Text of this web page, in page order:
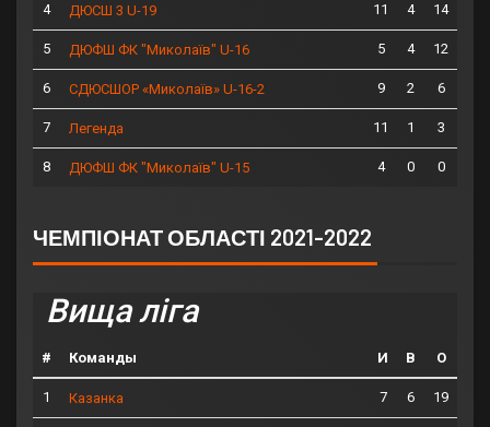
4 ДЮСШ 3 U-19 11 4 14
5 ДЮФШ ФК "Миколаїв" U-16 5 4 12
6 СДЮСШОР «Миколаїв» U-16-2 9 2 6
7 Легенда 11 1 3
8 ДЮФШ ФК "Миколаїв" U-15 4 0 0
ЧЕМПІОНАТ ОБЛАСТІ 2021-2022
Вища ліга
# Команды И В О
1 Казанка 7 6 19